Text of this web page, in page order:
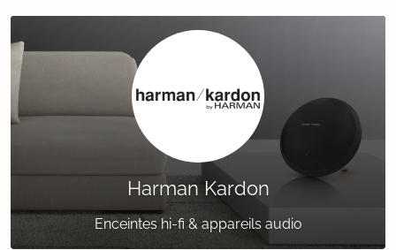
Harman Kardon
Enceintes hi-fi & appareils audio